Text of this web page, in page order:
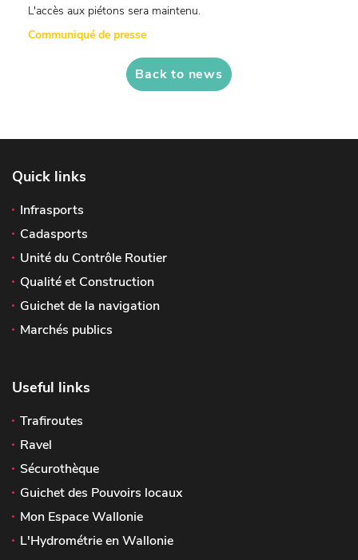
L'accès aux piétons sera maintenu.
Communiqué de presse
Back to news
Quick links
Infrasports
Cadasports
Unité du Contrôle Routier
Qualité et Construction
Guichet de la navigation
Marchés publics
Useful links
Trafiroutes
Ravel
Sécurothèque
Guichet des Pouvoirs locaux
Mon Espace Wallonie
L'Hydrométrie en Wallonie